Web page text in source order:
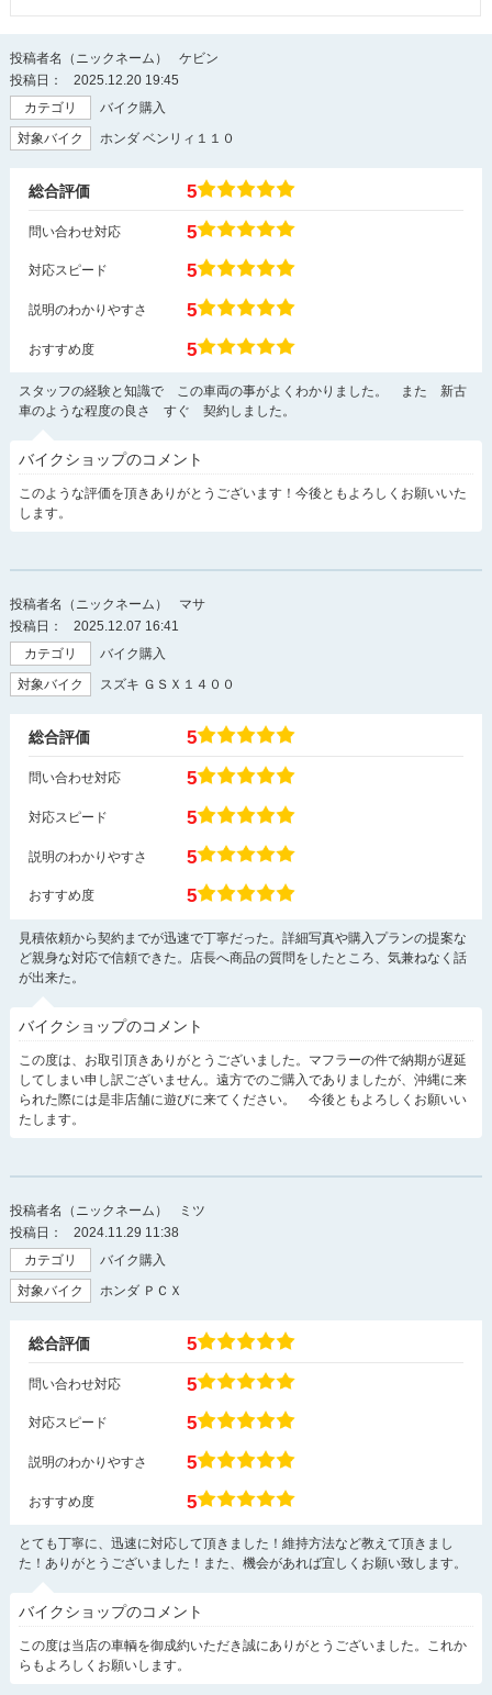
投稿者名（ニックネーム）
ケビン
投稿日：
2025.12.20 19:45
カテゴリ
バイク購入
対象バイク
ホンダ ベンリィ１１０
総合評価 5
問い合わせ対応 5
対応スピード 5
説明のわかりやすさ 5
おすすめ度 5
スタッフの経験と知識で この車両の事がよくわかりました。 また 新古
車のような程度の良さ すぐ 契約しました。
バイクショップのコメント
このような評価を頂きありがとうございます！今後ともよろしくお願いいた
します。
投稿者名（ニックネーム）
マサ
投稿日：
2025.12.07 16:41
カテゴリ
バイク購入
対象バイク
スズキ ＧＳＸ１４００
総合評価 5
問い合わせ対応 5
対応スピード 5
説明のわかりやすさ 5
おすすめ度 5
見積依頼から契約までが迅速で丁寧だった。詳細写真や購入プランの提案な
ど親身な対応で信頼できた。店長へ商品の質問をしたところ、気兼ねなく話
が出来た。
バイクショップのコメント
この度は、お取引頂きありがとうございました。マフラーの件で納期が遅延
してしまい申し訳ございません。遠方でのご購入でありましたが、沖縄に来
られた際には是非店舗に遊びに来てください。 今後ともよろしくお願いい
たします。
投稿者名（ニックネーム）
ミツ
投稿日：
2024.11.29 11:38
カテゴリ
バイク購入
対象バイク
ホンダ ＰＣＸ
総合評価 5
問い合わせ対応 5
対応スピード 5
説明のわかりやすさ 5
おすすめ度 5
とても丁寧に、迅速に対応して頂きました！維持方法など教えて頂きまし
た！ありがとうございました！また、機会があれば宜しくお願い致します。
バイクショップのコメント
この度は当店の車輌を御成約いただき誠にありがとうございました。これか
らもよろしくお願いします。